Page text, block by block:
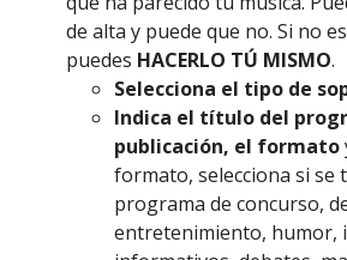
de alta y puede que no. Si no
puedes HACERLO TÚ MISMO.
Selecciona el tipo de
Indica el título del
publicación, el formato
formato, selecciona si se
programa de concurso,
entretenimiento, humor,